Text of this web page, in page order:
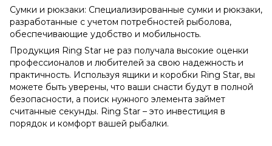
Сумки и рюкзаки: Специализированные сумки и рюкзаки,
разработанные с учетом потребностей рыболова,
обеспечивающие удобство и мобильность.
Продукция Ring Star не раз получала высокие оценки
профессионалов и любителей за свою надежность и
практичность. Используя ящики и коробки Ring Star, вы
можете быть уверены, что ваши снасти будут в полной
безопасности, а поиск нужного элемента займет
считанные секунды. Ring Star – это инвестиция в
порядок и комфорт вашей рыбалки.